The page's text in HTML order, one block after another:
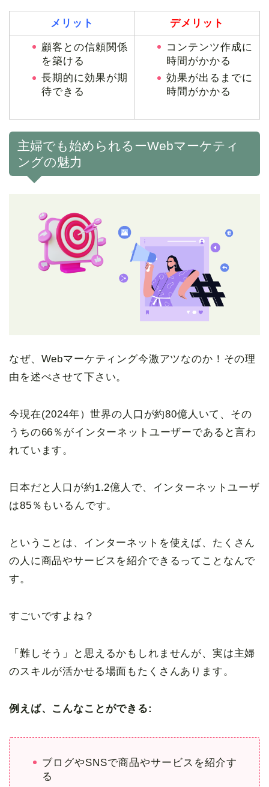
メリット デメリット
顧客との信頼関係
を築ける
長期的に効果が期
待できる
コンテンツ作成に
時間がかかる
効果が出るまでに
時間がかかる
主婦でも始められるーWebマーケティ
ングの魅力
なぜ、Webマーケティング今激アツなのか！その理
由を述べさせて下さい。
今現在(2024年）世界の人口が約80億人いて、その
うちの66％がインターネットユーザーであると言わ
れています。
日本だと人口が約1.2億人で、インターネットユーザ
は85％もいるんです。
ということは、インターネットを使えば、たくさん
の人に商品やサービスを紹介できるってことなんで
す。
すごいですよね？
「難しそう」と思えるかもしれませんが、実は主婦
のスキルが活かせる場面もたくさんあります。
例えば、こんなことができる:
ブログやSNSで商品やサービスを紹介す
る